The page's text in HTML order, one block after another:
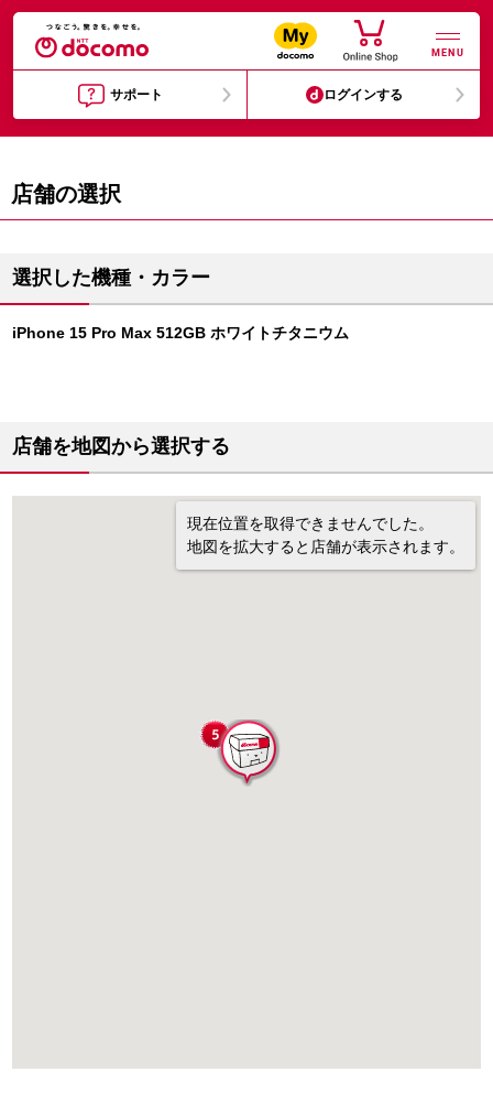
MENU
サポート ログインする
店舗の選択
選択した機種・カラー
iPhone 15 Pro Max 512GB ホワイトチタニウム
店舗を地図から選択する
現在位置を取得できませんでした。
地図を拡大すると店舗が表示されます。